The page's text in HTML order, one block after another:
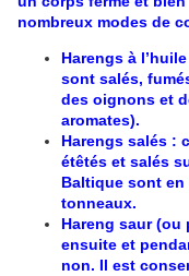
nombreux modes de
Harengs à
sont salés,
des oignons et
aromates).
Harengs salés :
étêtés et salés
Baltique sont en
tonneaux.
Hareng saur (ou
ensuite et
non. Il est